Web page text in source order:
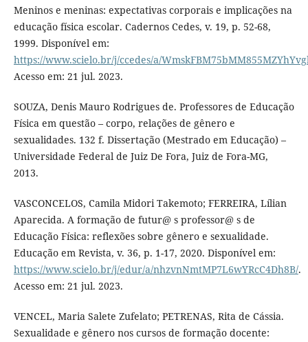
Meninos e meninas: expectativas corporais e implicações na
educação física escolar. Cadernos Cedes, v. 19, p. 52-68,
1999. Disponível em:
https://www.scielo.br/j/ccedes/a/
Acesso em: 21 jul. 2023.
SOUZA, Denis Mauro Rodrigues de. Professores de Educação
Física em questão – corpo, relações de gênero e
sexualidades. 132 f. Dissertação (Mestrado em Educação) –
Universidade Federal de Juiz De Fora, Juiz de Fora-MG,
2013.
VASCONCELOS, Camila Midori Takemoto; FERREIRA, Lílian
Aparecida. A formação de futur@ s professor@ s de
Educação Física: reflexões sobre gênero e sexualidade.
Educação em Revista, v. 36, p. 1-17, 2020. Disponível em:
https://www.scielo.br/j/edur/a/nhzvnNmtMP7L6wYRcC4Dh8B/.
Acesso em: 21 jul. 2023.
VENCEL, Maria Salete Zufelato; PETRENAS, Rita de Cássia.
Sexualidade e gênero nos cursos de formação docente: